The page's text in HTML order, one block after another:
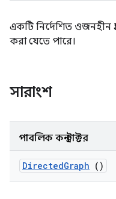
একটি নির্দেশিত ওজনহীন
করা যেতে পারে।
সারাংশ
পাবলিক কনস্ট্রাক্টর
DirectedGraph ()